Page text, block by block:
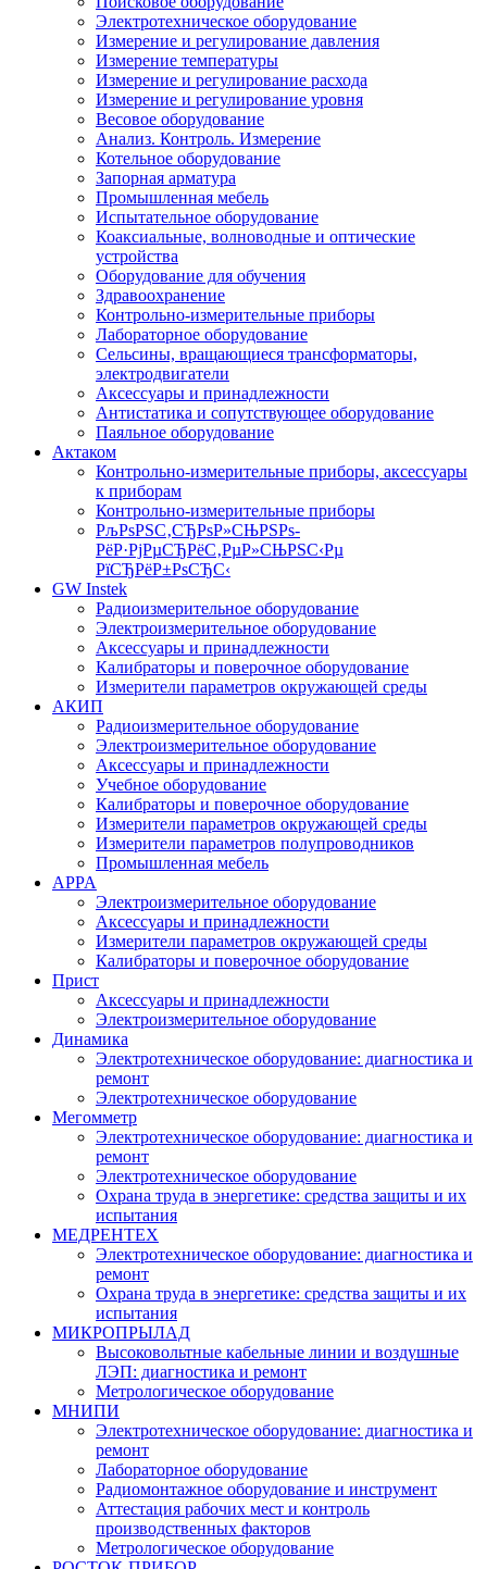
Электротехническое оборудование
Измерение и регулирование давления
Измерение температуры
Измерение и регулирование расхода
Измерение и регулирование уровня
Весовое оборудование
Анализ. Контроль. Измерение
Котельное оборудование
Запорная арматура
Промышленная мебель
Испытательное оборудование
Коаксиальные, волноводные и оптические
устройства
Оборудование для обучения
Здравоохранение
Контрольно-измерительные приборы
Лабораторное оборудование
Сельсины, вращающиеся трансформаторы,
электродвигатели
Аксессуары и принадлежности
Антистатика и сопутствующее оборудование
Паяльное оборудование
Актаком
Контрольно-измерительные приборы, аксессуары
к приборам
Контрольно-измерительные приборы
РљРѕРЅС‚СЂРѕР»СЊРЅРѕ-
РёР·РјРµСЂРёС‚РµР»СЊРЅС‹Рµ
РїСЂРёР±РѕСЂС‹
GW Instek
Радиоизмерительное оборудование
Электроизмерительное оборудование
Аксессуары и принадлежности
Калибраторы и поверочное оборудование
Измерители параметров окружающей среды
АКИП
Радиоизмерительное оборудование
Электроизмерительное оборудование
Аксессуары и принадлежности
Учебное оборудование
Калибраторы и поверочное оборудование
Измерители параметров окружающей среды
Измерители параметров полупроводников
Промышленная мебель
APPA
Электроизмерительное оборудование
Аксессуары и принадлежности
Измерители параметров окружающей среды
Калибраторы и поверочное оборудование
Прист
Аксессуары и принадлежности
Электроизмерительное оборудование
Динамика
Электротехническое оборудование: диагностика и
ремонт
Электротехническое оборудование
Мегомметр
Электротехническое оборудование: диагностика и
ремонт
Электротехническое оборудование
Охрана труда в энергетике: средства защиты и их
испытания
МЕДРЕНТЕХ
Электротехническое оборудование: диагностика и
ремонт
Охрана труда в энергетике: средства защиты и их
испытания
МИКРОПРЫЛАД
Высоковольтные кабельные линии и воздушные
ЛЭП: диагностика и ремонт
Метрологическое оборудование
МНИПИ
Электротехническое оборудование: диагностика и
ремонт
Лабораторное оборудование
Радиомонтажное оборудование и инструмент
Аттестация рабочих мест и контроль
производственных факторов
Метрологическое оборудование